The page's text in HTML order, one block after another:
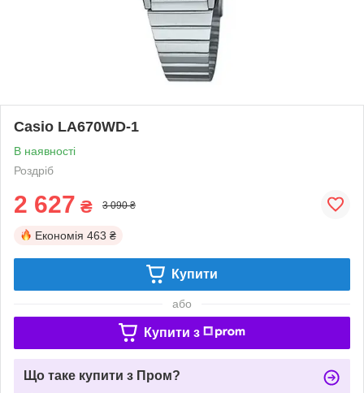
Casio LA670WD-1
В наявності
Роздріб
2 627 ₴ 3 090 ₴
Економія 463 ₴
Купити
або
Купити з
Що таке купити з Пром?